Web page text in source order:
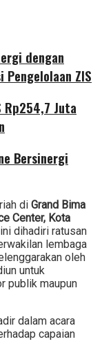
dengan
Pengelolaan ZIS
Rp254,7 Juta
Bersinergi
di Grand Bima
Center, Kota
dihadiri ratusan
lembaga
oleh
untuk
publik maupun
dalam acara
capaian